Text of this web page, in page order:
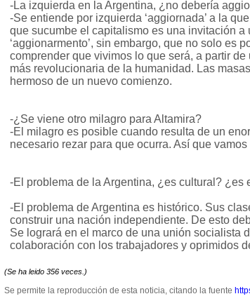
-La izquierda en la Argentina, ¿no debería
-Se entiende por izquierda ‘aggiornada’ a la
que sucumbe el capitalismo es una invitación a
‘aggionarmento’, sin embargo, que no solo es
comprender que vivimos lo que será, a partir
más revolucionaria de la humanidad. Las
hermoso de un nuevo comienzo.
-¿Se viene otro milagro para Altamira?
-El milagro es posible cuando resulta de un
necesario rezar para que ocurra. Así que
-El problema de la Argentina, ¿es cultural? ¿es
-El problema de Argentina es histórico. Sus
construir una nación independiente. De esto
Se logrará en el marco de una unión socialista
colaboración con los trabajadores y oprimidos
(Se ha leido 356 veces.)
Se permite la reproducción de esta noticia, citando la fuente